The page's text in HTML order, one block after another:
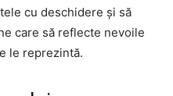
cu deschidere și să
care să reflecte nevoile
le reprezintă.